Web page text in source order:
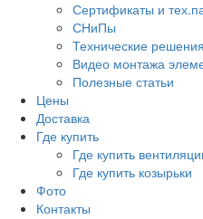
Сертификаты и
СНиПы
Технические
Видео монтажа
Полезные статьи
Цены
Доставка
Где купить
Где купить
Где купить козырьки
Фото
Контакты